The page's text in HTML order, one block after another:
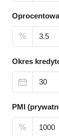
%
Okres
PMI
%